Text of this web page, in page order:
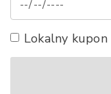
Lokalny kupon